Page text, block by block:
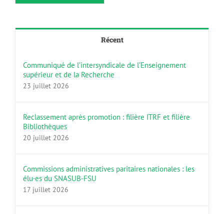
Récent
Communiqué de l’intersyndicale de l’Enseignement
supérieur et de la Recherche
23 juillet 2026
Reclassement après promotion : filière ITRF et filière
Bibliothèques
20 juillet 2026
Commissions administratives paritaires nationales : les
élu·es du SNASUB-FSU
17 juillet 2026